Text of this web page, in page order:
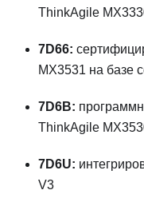
ThinkAgile
7D66:
MX3531 на базе
7D6B:
ThinkAgile
7D6U:
V3